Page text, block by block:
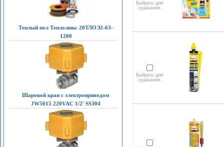
Теплый пол Теплолюкс 20ТЛОЭ2-63-
1200
Шаровой кран с электроприводом
JW5015 220VAC 1/2' SS304
Выбрать для
сравнения
Выбрать для
сравнения